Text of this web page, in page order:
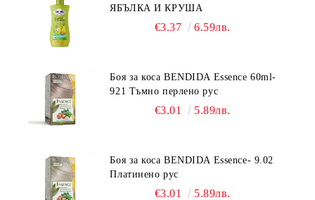
ЯБЪЛКА И КРУША
€3.37 6.59лв.
Боя за коса BENDIDA Essence 60ml-
921 Тъмно перлено рус
€3.01 5.89лв.
Боя за коса BENDIDA Essence- 9.02
Платинено рус
€3.01 5.89лв.